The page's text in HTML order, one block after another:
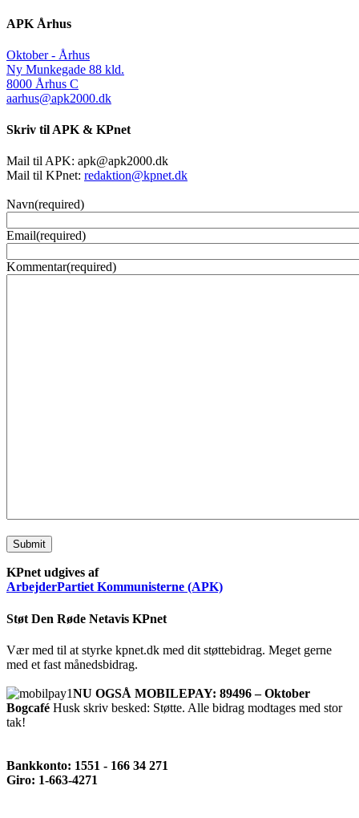
APK Århus
Oktober - Århus
Ny Munkegade 88 kld.
8000 Århus C
aarhus@apk2000.dk
Skriv til APK & KPnet
Mail til APK: apk@apk2000.dk
Mail til KPnet: redaktion@kpnet.dk
Navn(required)
Email(required)
Kommentar(required)
Submit
KPnet udgives af
ArbejderPartiet Kommunisterne (APK)
Støt Den Røde Netavis KPnet
Vær med til at styrke kpnet.dk med dit støttebidrag. Meget gerne
med et fast månedsbidrag.
NU OGSÅ MOBILEPAY: 89496 – Oktober
Bogcafé Husk skriv besked: Støtte. Alle bidrag modtages med stor
tak!
Bankkonto: 1551 - 166 34 271
Giro: 1-663-4271